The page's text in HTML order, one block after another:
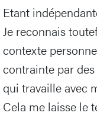
Etant
Je reconnais
contexte
contrainte par
qui travaille avec
Cela me laisse le